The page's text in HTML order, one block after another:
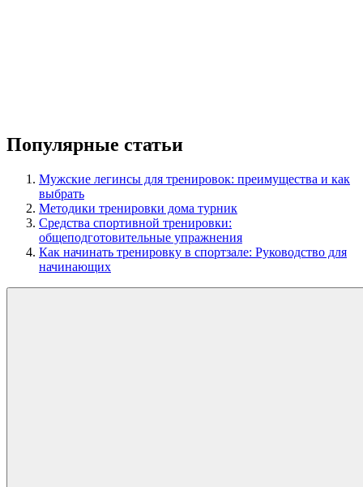
Популярные статьи
Мужские легинсы для тренировок: преимущества и как
выбрать
Методики тренировки дома турник
Средства спортивной тренировки:
общеподготовительные упражнения
Как начинать тренировку в спортзале: Руководство для
начинающих